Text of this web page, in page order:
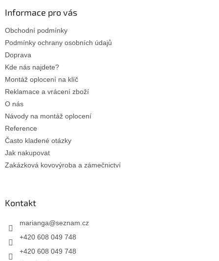
Informace pro vás
Obchodní podmínky
Podmínky ochrany osobních údajů
Doprava
Kde nás najdete?
Montáž oplocení na klíč
Reklamace a vrácení zboží
O nás
Návody na montáž oplocení
Reference
Často kladené otázky
Jak nakupovat
Zakázková kovovýroba a zámečnictví
Kontakt
marianga@seznam.cz
+420 608 049 748
+420 608 049 748